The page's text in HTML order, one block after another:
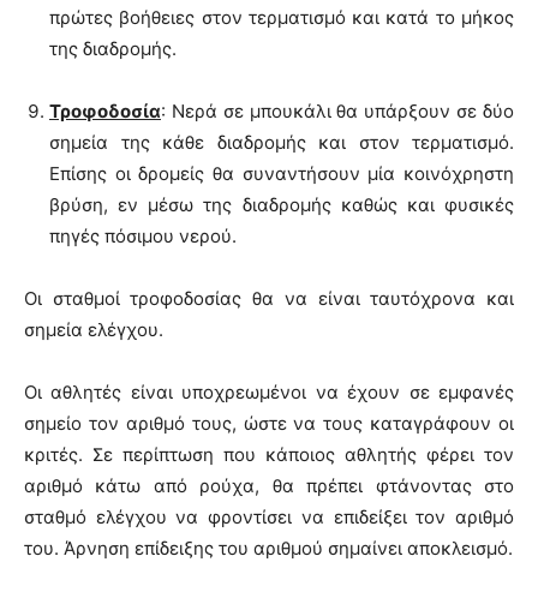
πρώτες βοήθειες στον τερματισμό και κατά το μήκος
της διαδρομής.
Τροφοδοσία: Νερά σε μπουκάλι θα υπάρξουν σε δύο
σημεία της κάθε διαδρομής και στον τερματισμό.
Επίσης οι δρομείς θα συναντήσουν μία κοινόχρηστη
βρύση, εν μέσω της διαδρομής καθώς και φυσικές
πηγές πόσιμου νερού.
Οι σταθμοί τροφοδοσίας θα να είναι ταυτόχρονα και
σημεία ελέγχου.
Οι αθλητές είναι υποχρεωμένοι να έχουν σε εμφανές
σημείο τον αριθμό τους, ώστε να τους καταγράφουν οι
κριτές. Σε περίπτωση που κάποιος αθλητής φέρει τον
αριθμό κάτω από ρούχα, θα πρέπει φτάνοντας στο
σταθμό ελέγχου να φροντίσει να επιδείξει τον αριθμό
του. Άρνηση επίδειξης του αριθμού σημαίνει αποκλεισμό.